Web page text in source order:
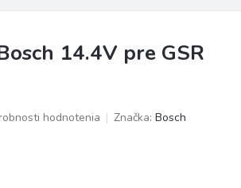
14.4V pre GSR
hodnotenia Značka: Bosch